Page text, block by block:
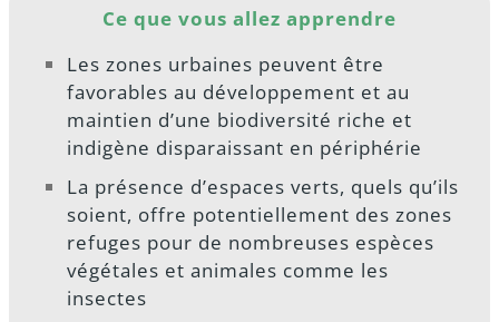
Ce que vous allez apprendre
Les zones urbaines peuvent être
favorables au développement et au
maintien d’une biodiversité riche et
indigène disparaissant en périphérie
La présence d’espaces verts, quels qu’ils
soient, offre potentiellement des zones
refuges pour de nombreuses espèces
végétales et animales comme les
insectes